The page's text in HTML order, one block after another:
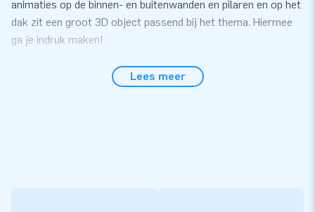
animaties op de binnen- en buitenwanden en pilaren en op het
dak zit een groot 3D object passend bij het thema. Hiermee
ga je indruk maken!
Lees meer